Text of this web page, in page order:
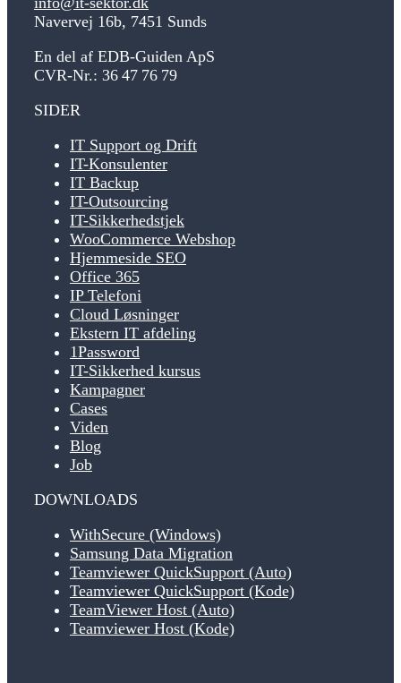
Navervej 16b, 7451 Sunds
En del af EDB-Guiden ApS
CVR-Nr.: 36 47 76 79
SIDER
IT Support og Drift
IT-Konsulenter
IT Backup
IT-Outsourcing
IT-Sikkerhedstjek
WooCommerce Webshop
Hjemmeside SEO
Office 365
IP Telefoni
Cloud Løsninger
Ekstern IT afdeling
1Password
IT-Sikkerhed kursus
Kampagner
Cases
Viden
Blog
Job
DOWNLOADS
WithSecure (Windows)
Samsung Data Migration
Teamviewer QuickSupport (Auto)
Teamviewer QuickSupport (Kode)
TeamViewer Host (Auto)
Teamviewer Host (Kode)